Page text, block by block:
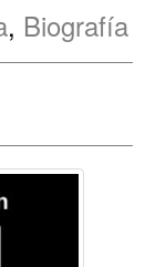
, Biografía